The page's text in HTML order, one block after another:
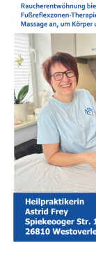
Star­ke
Unter­stützt wird
Region:
Alli­anz
Immo­bi­li­en,
TUI
Medi­en­part­ner:
sei­te „Wir
Rei­se­land — Ihr
— Emden